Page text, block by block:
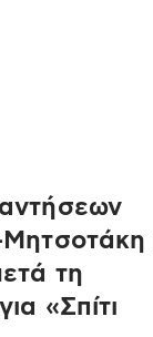
τη
«Σπίτι